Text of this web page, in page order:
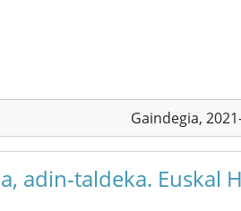
Gaindegia,
adin-taldeka. Euskal